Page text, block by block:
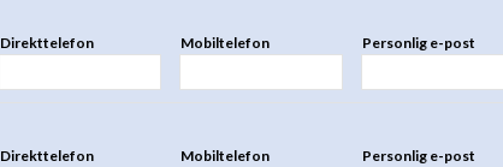
Direkttelefon Mobiltelefon Personlig e-post
Direkttelefon Mobiltelefon Personlig e-post